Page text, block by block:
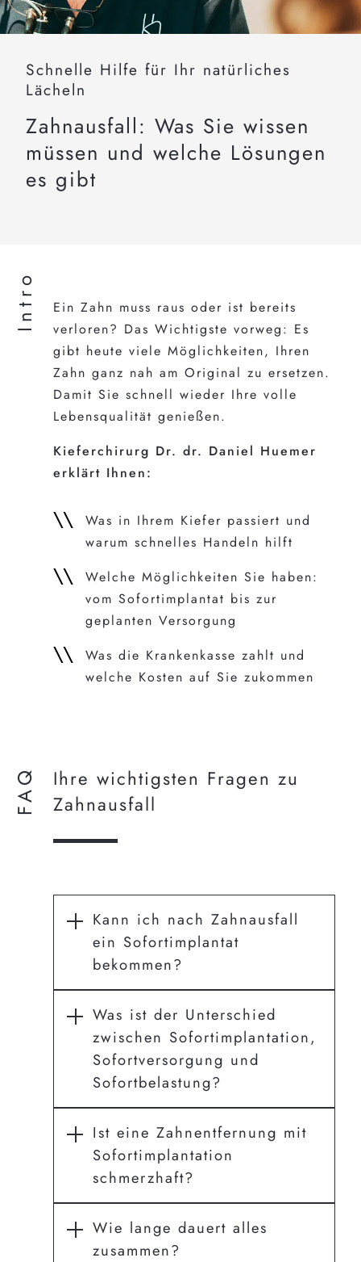
Schnelle Hilfe für Ihr natürliches
Lächeln
Zahnausfall: Was Sie wissen
müssen und welche Lösungen
es gibt
Intro
Ein Zahn muss raus oder ist bereits
verloren? Das Wichtigste vorweg: Es
gibt heute viele Möglichkeiten, Ihren
Zahn ganz nah am Original zu ersetzen.
Damit Sie schnell wieder Ihre volle
Lebensqualität genießen.
Kieferchirurg Dr. dr. Daniel Huemer
erklärt Ihnen:
Was in Ihrem Kiefer passiert und
warum schnelles Handeln hilft
Welche Möglichkeiten Sie haben:
vom Sofortimplantat bis zur
geplanten Versorgung
Was die Krankenkasse zahlt und
welche Kosten auf Sie zukommen
FAQ
Ihre wichtigsten Fragen zu
Zahnausfall
Kann ich nach Zahnausfall
ein Sofortimplantat
bekommen?
Was ist der Unterschied
zwischen Sofortimplantation,
Sofortversorgung und
Sofortbelastung?
Ist eine Zahnentfernung mit
Sofortimplantation
schmerzhaft?
Wie lange dauert alles
zusammen?